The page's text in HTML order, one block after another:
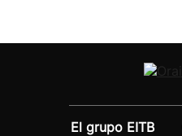
El grupo EITB